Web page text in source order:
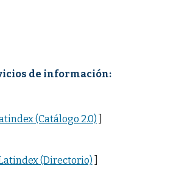
de información:
(Catálogo 2.0)
(Directorio)